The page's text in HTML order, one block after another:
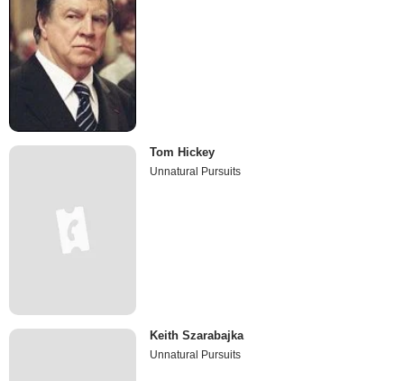
Tom Hickey
Unnatural Pursuits
Keith Szarabajka
Unnatural Pursuits